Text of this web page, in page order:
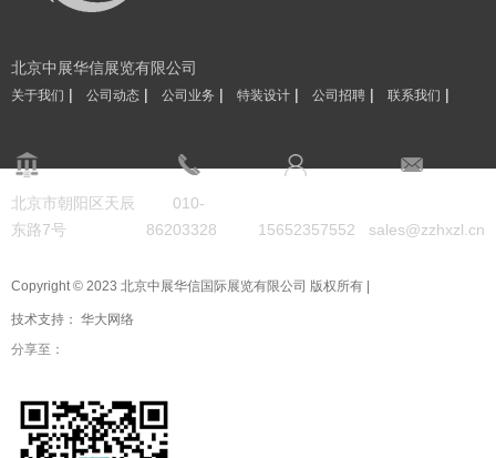
北京中展华信展览有限公司
关于我们 | 公司动态 | 公司业务 | 特装设计 | 公司招聘 | 联系我们 |
北京市朝阳区天辰
东路7号
010-
86203328
15652357552 sales@zzhxzl.cn
Copyright © 2023 北京中展华信国际展览有限公司 版权所有 |
技术支持： 华大网络
分享至：